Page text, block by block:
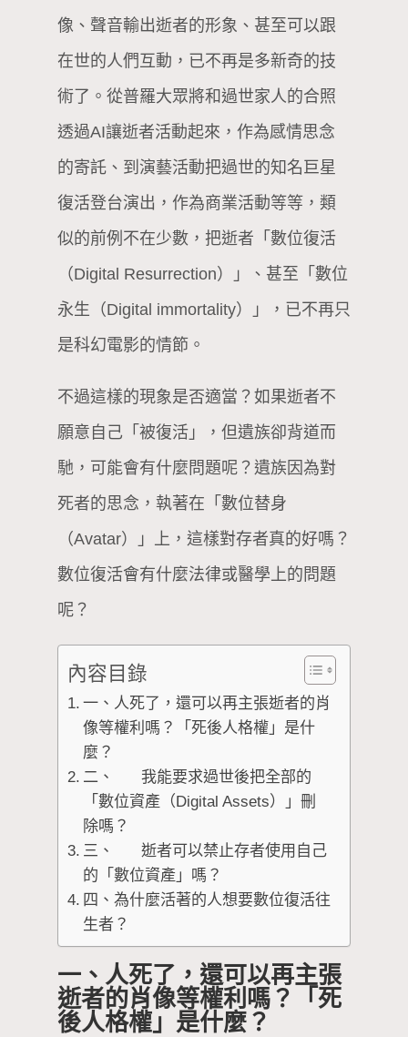
像、聲音輸出逝者的形象、甚至可以跟
在世的人們互動，已不再是多新奇的技
術了。從普羅大眾將和過世家人的合照
透過AI讓逝者活動起來，作為感情思念
的寄託、到演藝活動把過世的知名巨星
復活登台演出，作為商業活動等等，類
似的前例不在少數，把逝者「數位復活
（Digital Resurrection）」、甚至「數位
永生（Digital immortality）」，已不再只
是科幻電影的情節。
不過這樣的現象是否適當？如果逝者不
願意自己「被復活」，但遺族卻背道而
馳，可能會有什麼問題呢？遺族因為對
死者的思念，執著在「數位替身
（Avatar）」上，這樣對存者真的好嗎？
數位復活會有什麼法律或醫學上的問題
呢？
內容目錄
一、人死了，還可以再主張逝者的肖
像等權利嗎？「死後人格權」是什
麼？
二、 我能要求過世後把全部的
「數位資產（Digital Assets）」刪
除嗎？
三、 逝者可以禁止存者使用自己
的「數位資產」嗎？
四、為什麼活著的人想要數位復活往
生者？
一、人死了，還可以再主張
逝者的肖像等權利嗎？「死
後人格權」是什麼？